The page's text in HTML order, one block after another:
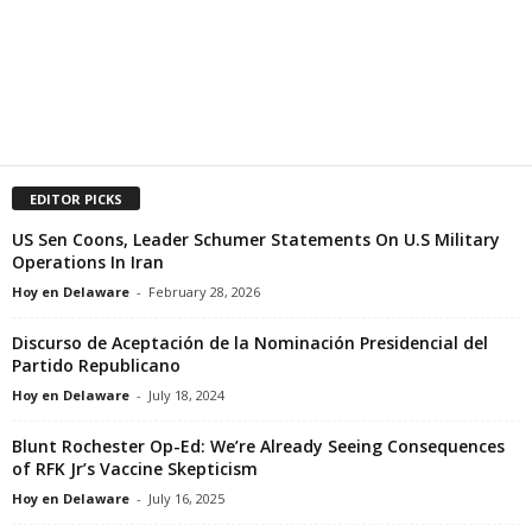
EDITOR PICKS
US Sen Coons, Leader Schumer Statements On U.S Military
Operations In Iran
Hoy en Delaware - February 28, 2026
Discurso de Aceptación de la Nominación Presidencial del
Partido Republicano
Hoy en Delaware - July 18, 2024
Blunt Rochester Op-Ed: We’re Already Seeing Consequences
of RFK Jr’s Vaccine Skepticism
Hoy en Delaware - July 16, 2025